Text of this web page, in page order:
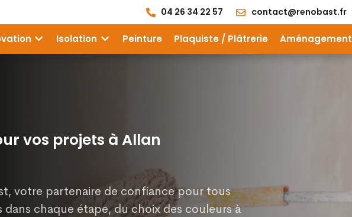
04 26 34 22 57 contact@renobast.fr
Isolation Peinture Plaquiste / Plâtrerie Aménagement
vos projets à Allan
votre partenaire de confiance pour tous
chaque étape, du choix des couleurs à